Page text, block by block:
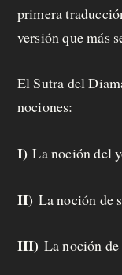
primera
versión que más
El Sutra del
nociones:
I) La noción del
II) La noción de
III) La noción